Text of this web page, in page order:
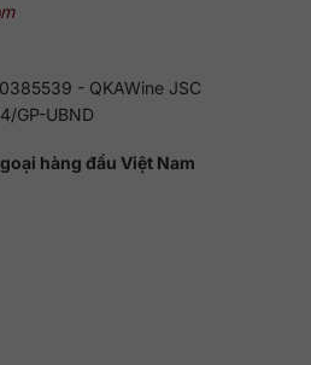
- QKAWine JSC
GP-UBND
hàng đầu Việt Nam